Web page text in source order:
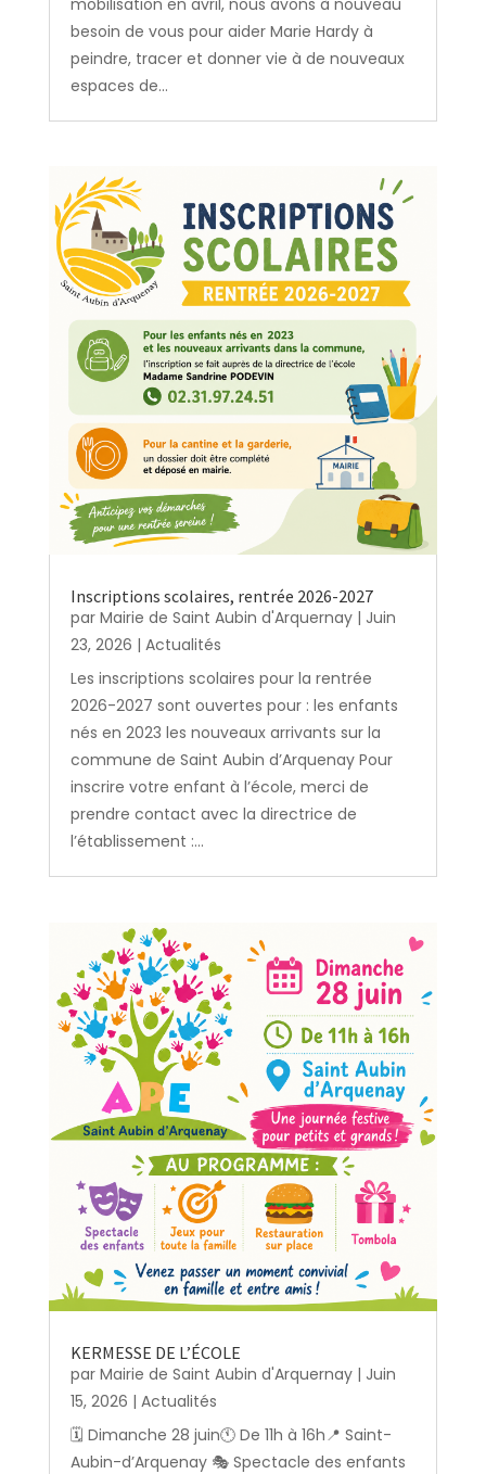
besoin de vous pour aider Marie Hardy à
peindre, tracer et donner vie à de nouveaux
espaces de...
Inscriptions scolaires, rentrée 2026-2027
par Mairie de Saint Aubin d'Arquernay| Juin
23, 2026 | Actualités
Les inscriptions scolaires pour la rentrée
2026-2027 sont ouvertes pour : les enfants
nés en 2023 les nouveaux arrivants sur la
commune de Saint Aubin d’Arquenay Pour
inscrire votre enfant à l’école, merci de
prendre contact avec la directrice de
l’établissement :...
KERMESSE DE L’ÉCOLE
par Mairie de Saint Aubin d'Arquernay| Juin
15, 2026 | Actualités
🗓️ Dimanche 28 juin🕚 De 11h à 16h📍 Saint-
Aubin-d’Arquenay 🎭 Spectacle des enfants